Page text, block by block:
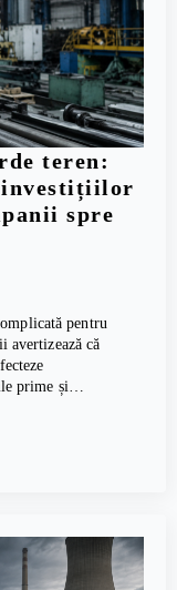
teren:
spre
pentru
avertizează că
prime și…